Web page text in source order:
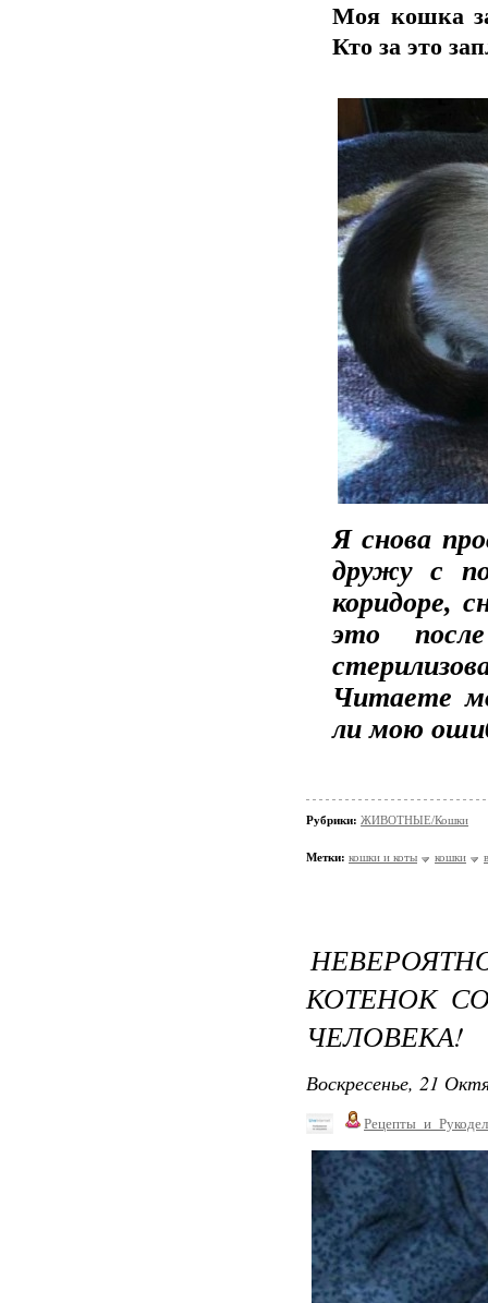
Моя кошка
Кто за это
Я снова
дружу с
коридоре,
это
Читаете
ли мою
Рубрики: ЖИВОТНЫЕ/Кошки
Метки: кошки и коты кошки
КОТЕНОК
ЧЕЛОВЕКА!
Воскресенье, 21